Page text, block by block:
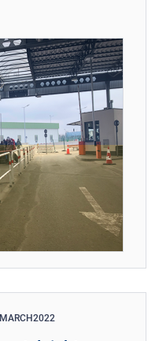
MARCH2022